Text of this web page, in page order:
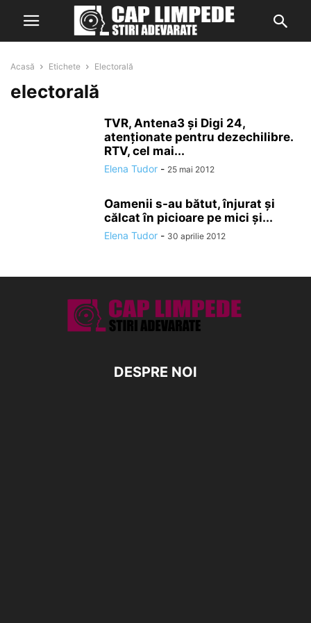
Acasă Etichete Electorală
electorală
TVR, Antena3 şi Digi 24,
atenționate pentru dezechilibre.
RTV, cel mai...
Elena Tudor - 25 mai 2012
Oamenii s-au bătut, înjurat și
călcat în picioare pe mici și...
Elena Tudor - 30 aprilie 2012
DESPRE NOI